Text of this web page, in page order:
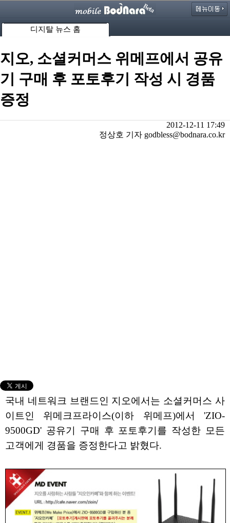
디지탈 뉴스 홈
지오, 소셜커머스 위메프에서 공유
기 구매 후 포토후기 작성 시 경품
증정
2012-12-11 17:49
정상호 기자 godbless@bodnara.co.kr
국내 네트워크 브랜드인 지오에서는 소셜커머스 사
이트인 위메크프라이스(이하 위메프)에서 'ZIO-
9500GD' 공유기 구매 후 포토후기를 작성한 모든
고객에게 경품을 증정한다고 밝혔다.